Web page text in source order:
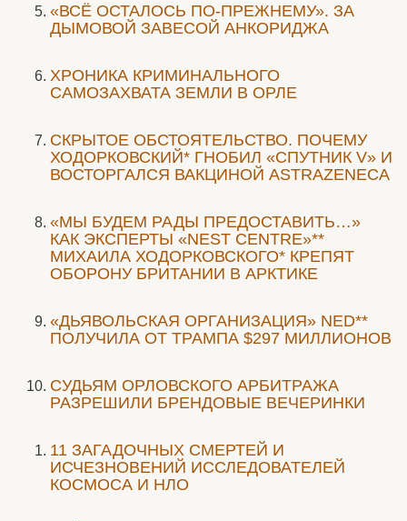
«ВСЁ ОСТАЛОСЬ ПО-ПРЕЖНЕМУ». ЗА
ДЫМОВОЙ ЗАВЕСОЙ АНКОРИДЖА
ХРОНИКА КРИМИНАЛЬНОГО
САМОЗАХВАТА ЗЕМЛИ В ОРЛЕ
СКРЫТОЕ ОБСТОЯТЕЛЬСТВО. ПОЧЕМУ
ХОДОРКОВСКИЙ* ГНОБИЛ «СПУТНИК V» И
ВОСТОРГАЛСЯ ВАКЦИНОЙ ASTRAZENECA
«МЫ БУДЕМ РАДЫ ПРЕДОСТАВИТЬ…»
КАК ЭКСПЕРТЫ «NEST CENTRE»**
МИХАИЛА ХОДОРКОВСКОГО* КРЕПЯТ
ОБОРОНУ БРИТАНИИ В АРКТИКЕ
«ДЬЯВОЛЬСКАЯ ОРГАНИЗАЦИЯ» NED**
ПОЛУЧИЛА ОТ ТРАМПА $297 МИЛЛИОНОВ
CУДЬЯМ ОРЛОВСКОГО АРБИТРАЖА
РАЗРЕШИЛИ БРЕНДОВЫЕ ВЕЧЕРИНКИ
11 ЗАГАДОЧНЫХ СМЕРТЕЙ И
ИСЧЕЗНОВЕНИЙ ИССЛЕДОВАТЕЛЕЙ
КОСМОСА И НЛО